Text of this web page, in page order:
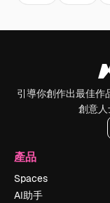
引導你創作出最佳作
創意人
產品
Spaces
AI助手